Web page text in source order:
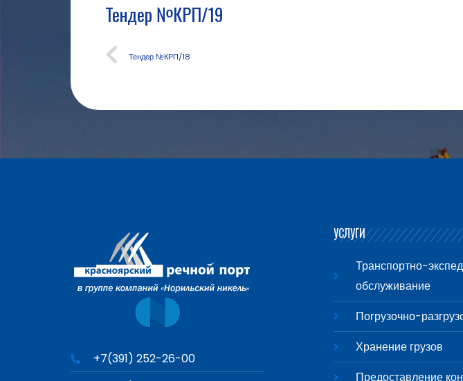
Тендер №КРП/19
Тендер №КРП/18
+7(391) 252-26-00
УСЛУГИ
Транспортно-
обслуживание
Погрузочно-
Хранение грузов
Предоставление